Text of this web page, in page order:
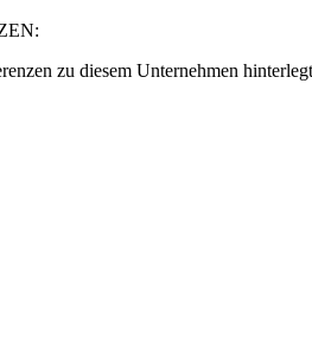
zu diesem Unternehmen